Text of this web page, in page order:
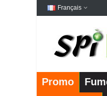
Français
Promo